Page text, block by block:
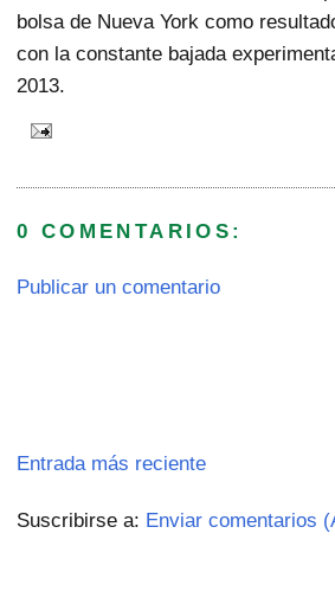
bolsa de Nueva York como
con la constante bajada
2013.
0 COMENTARIOS:
Publicar un comentario
Entrada más reciente
Suscribirse a: Enviar comentarios